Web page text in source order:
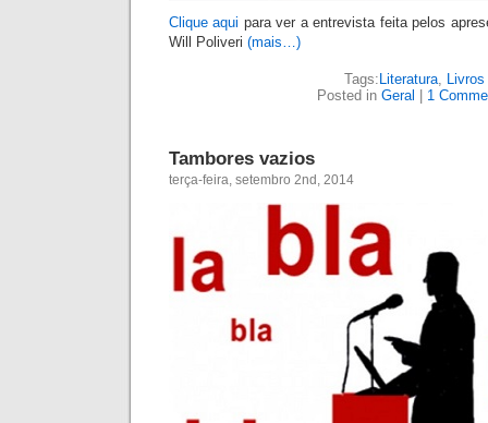
compadecidos, a praga da mesmice.(mais…)
Impressões|
Márcio ABC fala à TV Câmara sobre
segunda-feira, setembro 1st, 2014